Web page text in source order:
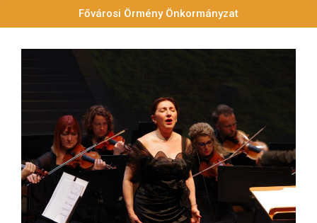
Fővárosi Örmény Önkormányzat